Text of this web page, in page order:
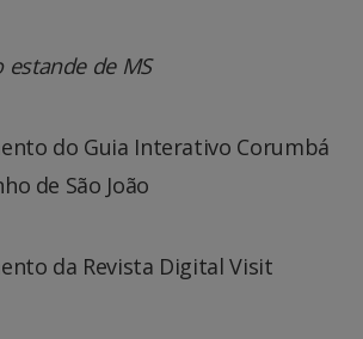
estande de MS
do Guia Interativo Corumbá
de São João
da Revista Digital Visit